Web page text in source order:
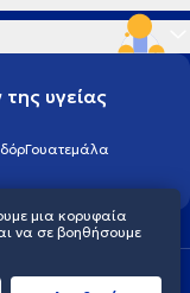
υγείας
Γουατεμάλα
απορρήτου
μια κορυφαία
να σε βοηθήσουμε